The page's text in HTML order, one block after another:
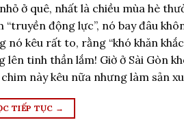
ở quê, nhất là chiều mùa hè
“truyền động lực”, nó bay đâu
nó kêu rất to, rằng “khó khăn
lên tinh thần lắm! Giờ ở Sài Gòn
này kêu nữa nhưng làm sản
TIẾP TỤC →